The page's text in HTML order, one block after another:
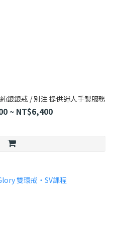
銀銀戒 / 別注 提供迷人手製服務
~ NT$6,400